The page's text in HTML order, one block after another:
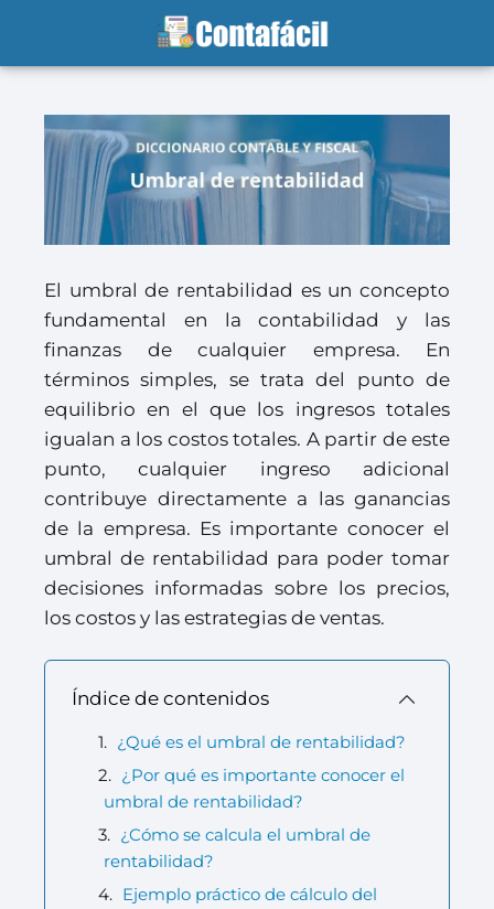
El umbral de rentabilidad es un concepto
fundamental en la contabilidad y las
finanzas de cualquier empresa. En
términos simples, se trata del punto de
equilibrio en el que los ingresos totales
igualan a los costos totales. A partir de este
punto, cualquier ingreso adicional
contribuye directamente a las ganancias
de la empresa. Es importante conocer el
umbral de rentabilidad para poder tomar
decisiones informadas sobre los precios,
los costos y las estrategias de ventas.
Índice de contenidos
¿Qué es el umbral de rentabilidad?
¿Por qué es importante conocer el
umbral de rentabilidad?
¿Cómo se calcula el umbral de
rentabilidad?
Ejemplo práctico de cálculo del